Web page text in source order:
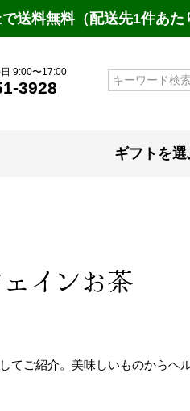
送料無料（配送先1件あた
9:00〜17:00
3928
ギフトを選
インお茶
てご紹介。美味しいものからヘ